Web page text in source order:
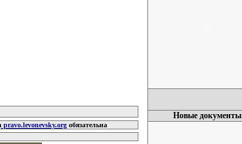
pravo.levonevsky.orgобязательна
Новые документы